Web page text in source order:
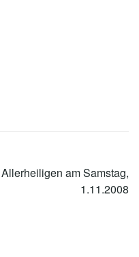
Allerheiligen am Samstag,
1.11.2008